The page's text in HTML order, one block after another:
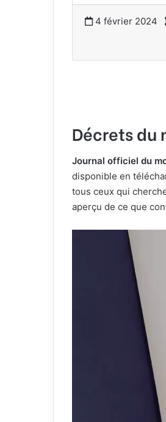
4 février 2024
Décrets du
Journal officiel du
disponible en
tous ceux qui
aperçu de ce que